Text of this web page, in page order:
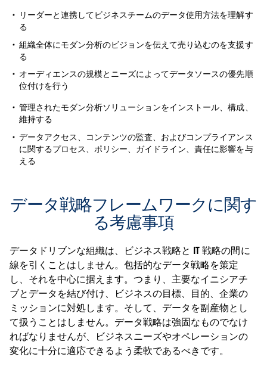
リーダーと連携してビジネスチームのデータ使用方法を理解す
る
組織全体にモダン分析のビジョンを伝えて売り込むのを支援す
る
オーディエンスの規模とニーズによってデータソースの優先順
位付けを行う
管理されたモダン分析ソリューションをインストール、構成、
維持する
データアクセス、コンテンツの監査、およびコンプライアンス
に関するプロセス、ポリシー、ガイドライン、責任に影響を与
える
データ戦略フレームワークに関す
る考慮事項
データドリブンな組織は、ビジネス戦略と IT 戦略の間に
線を引くことはしません。包括的なデータ戦略を策定
し、それを中心に据えます。つまり、主要なイニシアチ
ブとデータを結び付け、ビジネスの目標、目的、企業の
ミッションに対処します。そして、データを副産物とし
て扱うことはしません。データ戦略は強固なものでなけ
ればなりませんが、ビジネスニーズやオペレーションの
変化に十分に適応できるよう柔軟であるべきです。